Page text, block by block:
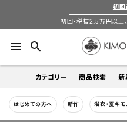
初回
初回・税抜2.5万円以上
menu search
カテゴリー
着物
商品検索
キーワードから探す
新
はじめての方へ 新作 浴衣・夏キモ